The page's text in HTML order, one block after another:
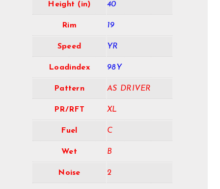
Height (in) 40
Rim 19
Speed YR
Loadindex 98Y
Pattern AS DRIVER
PR/RFT XL
Fuel C
Wet B
Noise 2